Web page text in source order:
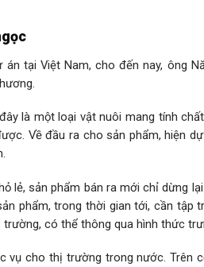
tại Việt Nam, cho đến nay, ông
là một loại vật nuôi mang tính
Về đầu ra cho sản phẩm, hiện
lẻ, sản phẩm bán ra mới chỉ dừng
phẩm, trong thời gian tới, cần tập
có thể thông qua hình thức
vụ cho thị trường trong nước. Trên